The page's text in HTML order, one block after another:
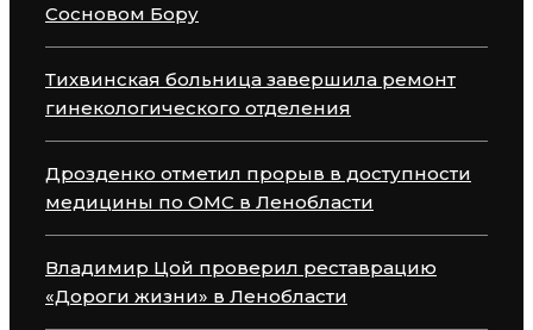
Сосновом Бору
Тихвинская больница завершила ремонт
гинекологического отделения
Дрозденко отметил прорыв в доступности
медицины по ОМС в Ленобласти
Владимир Цой проверил реставрацию
«Дороги жизни» в Ленобласти